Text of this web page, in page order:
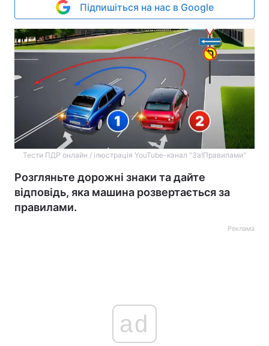
Підпишіться на нас в Google
Тести ПДР онлайн / ілюстрація YouTube-канал "За!Правилами"
Розгляньте дорожні знаки та дайте
відповідь, яка машина розвертається за
правилами.
Реклама
ad